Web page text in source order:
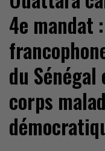
4e mandat :
du
corps